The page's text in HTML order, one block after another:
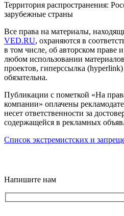
Территория распространения:
зарубежные страны
Все права на материалы,
VED.RU, охраняются в
в том числе, об авторском
любом использовании
проектов, гиперссылка (hyperlink)
обязательна.
Публикации с пометкой «На
компании» оплачены
несет ответственности за
содержащейся в рекламных
Список экстремистских и
Напишите нам